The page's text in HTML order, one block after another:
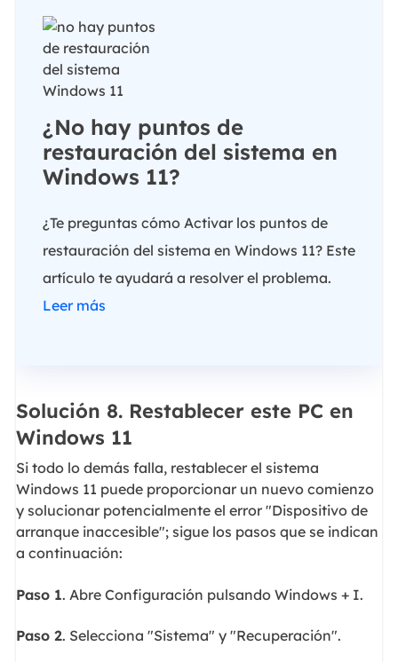
¿No hay puntos de
restauración del sistema en
Windows 11?
¿Te preguntas cómo Activar los puntos de
restauración del sistema en Windows 11? Este
artículo te ayudará a resolver el problema.
Leer más
Solución 8. Restablecer este PC en
Windows 11
Si todo lo demás falla, restablecer el sistema
Windows 11 puede proporcionar un nuevo comienzo
y solucionar potencialmente el error "Dispositivo de
arranque inaccesible"; sigue los pasos que se indican
a continuación:
Paso 1. Abre Configuración pulsando Windows + I.
Paso 2. Selecciona "Sistema" y "Recuperación".